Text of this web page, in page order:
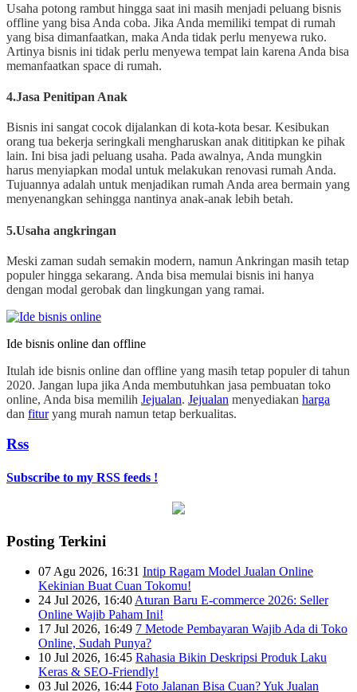
Usaha potong rambut hingga saat ini masih menjadi peluang bisnis
offline yang bisa Anda coba. Jika Anda memiliki tempat di rumah
yang bisa dimanfaatkan, maka Anda tidak perlu menyewa ruko.
Artinya bisnis ini tidak perlu menyewa tempat lain karena Anda bisa
memanfaatkan space di rumah.
4.Jasa Penitipan Anak
Bisnis ini sangat cocok dijalankan di kota-kota besar. Kesibukan
orang tua bekerja seringkali mengharuskan anak dititipkan ke pihak
lain. Ini bisa jadi peluang usaha. Pada awalnya, Anda mungkin
harus menyiapkan modal untuk melakukan renovasi rumah Anda.
Tujuannya adalah untuk menjadikan rumah Anda area bermain yang
menyenangkan sehingga nantinya anak-anak lebih betah.
5.Usaha angkringan
Meski zaman sudah semakin modern, namun Ankringan masih tetap
populer hingga sekarang. Anda bisa memulai bisnis ini hanya
dengan modal gerobak dan lingkungan yang ramai.
Ide bisnis online dan offline
Itulah ide bisnis online dan offline yang masih tetap populer di tahun
2020. Jangan lupa jika Anda membutuhkan jasa pembuatan toko
online, Anda bisa memilih Jejualan. Jejualan menyediakan harga
dan fituryang murah namun tetap berkualitas.
Rss
Subscribe to my RSS feeds !
Posting Terkini
07 Agu 2026, 16:31 Intip Ragam Model Jualan Online
Kekinian Buat Cuan Tokomu!
24 Jul 2026, 16:40 Aturan Baru E-commerce 2026: Seller
Online Wajib Paham Ini!
17 Jul 2026, 16:49 7 Metode Pembayaran Wajib Ada di Toko
Online, Sudah Punya?
10 Jul 2026, 16:45 Rahasia Bikin Deskripsi Produk Laku
Keras & SEO-Friendly!
03 Jul 2026, 16:44 Foto Jalanan Bisa Cuan? Yuk Jualan